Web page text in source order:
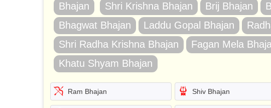
Bhajan Shri Krishna Bhajan Brij Bhajan
Bhagwat Bhajan
Laddu Gopal Bhajan
Shri Radha Krishna Bhajan
Fagan Mela
Khatu Shyam Bhajan
Ram Bhajan Shiv Bhajan